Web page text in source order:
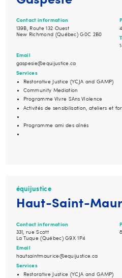
Contact information
139B, Route 132 Ouest
New Richmond (Québec) G0C 2B0
Email
gaspesie@equijustice.ca
Services
Restorative Justice (YCJA and GAMP)
Community Mediation
Programme VIvre SAns VIolence
Activités de sensibilisation, ateliers et
Programme ami des aînés
équijustice
Haut-Saint-
Contact information
331, rue Scott
La Tuque (Québec) G9X 1P4
Email
hautsaintmaurice@equijustice.ca
Services
Restorative Justice (YCJA and GAMP)